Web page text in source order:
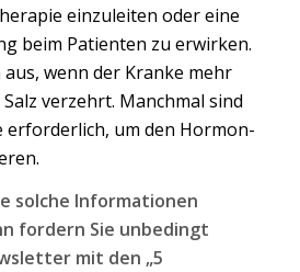
einzuleiten oder eine
beim Patienten zu erwirken.
wenn der Kranke mehr
verzehrt. Manchmal sind
erforderlich, um den Hormon-
solche Informationen
fordern Sie unbedingt
mit den „5